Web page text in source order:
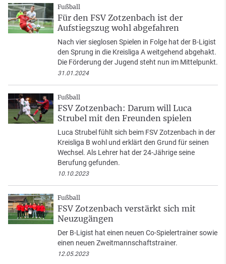
Fußball
Für den FSV Zotzenbach ist der
Aufstiegszug wohl abgefahren
Nach vier sieglosen Spielen in Folge hat der B-Ligist
den Sprung in die Kreisliga A weitgehend abgehakt.
Die Förderung der Jugend steht nun im Mittelpunkt.
31.01.2024
Fußball
FSV Zotzenbach: Darum will Luca
Strubel mit den Freunden spielen
Luca Strubel fühlt sich beim FSV Zotzenbach in der
Kreisliga B wohl und erklärt den Grund für seinen
Wechsel. Als Lehrer hat der 24-Jährige seine
Berufung gefunden.
10.10.2023
Fußball
FSV Zotzenbach verstärkt sich mit
Neuzugängen
Der B-Ligist hat einen neuen Co-Spielertrainer sowie
einen neuen Zweitmannschaftstrainer.
12.05.2023